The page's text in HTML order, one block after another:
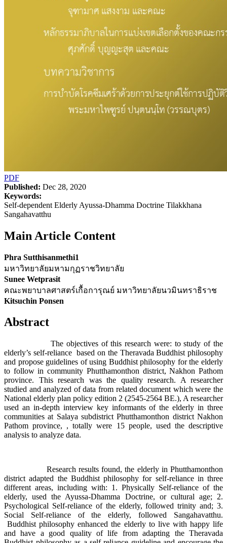
PDF
Published: Dec 28, 2020
Keywords:
Self-dependent Elderly Ayussa-Dhamma Doctrine Tilakkhana
Sangahavatthu
Main Article Content
Phra Sutthisanmethi1
มหาวิทยาลัยมหามกุฏราชวิทยาลัย
Sunee Wetprasit
คณะพยาบาลศาสตร์เกื้อการุณย์ มหาวิทยาลัยนวมินทราธิราช
Kitsuchin Ponsen
Abstract
The objectives of this research were: to study of the
elderly’s self-reliance based on the Theravada Buddhist philosophy
and propose guidelines of using Buddhist philosophy for the elderly
to follow in community Phutthamonthon district, Nakhon Pathom
province. This research was the quality research. A researcher
studied and analyzed of data from related document which were the
National elderly plan policy edition 2 (2545-2564 BE.), A researcher
used an in-depth interview key informants of the elderly in three
communities at Salaya subdistrict Phutthamonthon district Nakhon
Pathom province, , totally were 15 people, used the descriptive
analysis to analyze data.
Research results found, the elderly in Phutthamonthon
district adapted the Buddhist philosophy for self-reliance in three
different areas, including with: 1. Physically Self-reliance of the
elderly, used the Ayussa-Dhamma Doctrine, or cultural age; 2.
Psychological Self-reliance of the elderly, followed trinity and; 3.
Social Self-reliance of the elderly, followed Sangahavatthu.
Buddhist philosophy enhanced the elderly to live with happy life
and have a good quality of life from adapting the Theravada